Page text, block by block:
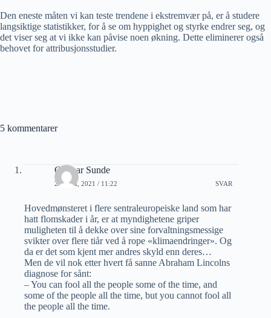
Den eneste måten vi kan teste trendene i ekstremvær på, er å studere
langsiktige statistikker, for å se om hyppighet og styrke endrer seg, og
det viser seg at vi ikke kan påvise noen økning. Dette eliminerer også
behovet for attribusjonsstudier.
5 kommentarer
Gunnar Sunde
29 JULI, 2021 / 11:22 SVAR
Hovedmønsteret i flere sentraleuropeiske land som har
hatt flomskader i år, er at myndighetene griper
muligheten til å dekke over sine forvaltningsmessige
svikter over flere tiår ved å rope «klimaendringer». Og
da er det som kjent mer andres skyld enn deres…
Men de vil nok etter hvert få sanne Abraham Lincolns
diagnose for sånt:
– You can fool all the people some of the time, and
some of the people all the time, but you cannot fool all
the people all the time.